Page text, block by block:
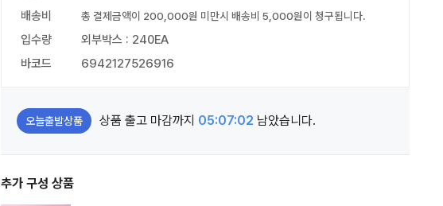
배송비
총 결제금액이 200,000원 미만시 배송비 5,000원이 청구됩니다.
입수량
외부박스 : 240EA
바코드
6942127526916
오늘출발상품 상품 출고 마감까지 05:07:01 남았습니다.
추가 구성 상품